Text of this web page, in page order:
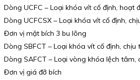
Dòng UCFC – Loại khóa vít cố định, hoạt
Dòng UCFCSX – Loại khóa vít cố định,
Đơn vị mặt bích 3 bu lông
Dòng SBFCT – Loại khóa vít cố định, chịu
Dòng SAFCT – Loại vòng khóa lệch tâm,
Đơn vị giá đỡ bích